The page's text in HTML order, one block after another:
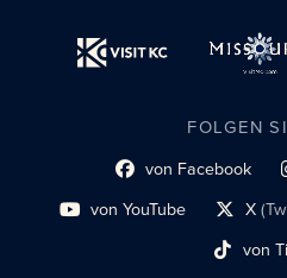
FOLGEN
Link zum sozialen Profil
von Facebook
Link zum sozialen Profil
von YouTube X
Social-
Link zum
von